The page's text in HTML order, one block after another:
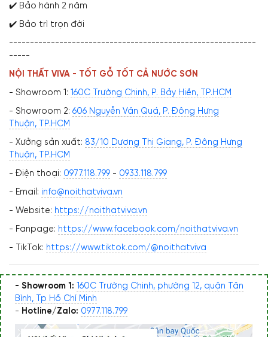
✔️ Bảo hành 2 năm
✔️ Bảo trì trọn đời
-----------------------------------------------------------
-----
NỘI THẤT VIVA - TỐT GỖ TỐT CẢ NƯỚC SƠN
- Showroom 1: 160C Trường Chinh, P. Bảy Hiền, TP.HCM
- Showroom 2: 606 Nguyễn Văn Quá, P. Đông Hưng
Thuận, TP.HCM
- Xưởng sản xuất: 83/10 Dương Thị Giang, P. Đông Hưng
Thuận, TP.HCM
- Điện thoại: 0977.118.799 - 0933.118.799
- Email: info@noithatviva.vn
- Website: https://noithatviva.vn
- Fanpage: https://www.facebook.com/noithatviva.vn
- TikTok: https://www.tiktok.com/@noithatviva
- Showroom 1: 160C Trường Chinh, phường 12, quận Tân
Bình, Tp Hồ Chí Minh
- Hotline/Zalo: 0977.118.799